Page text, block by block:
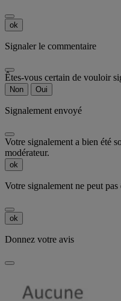
ok
Signaler le commentaire
Êtes-vous certain de vouloir
Non Oui
Signalement envoyé
Votre signalement a bien été
modérateur.
ok
Votre signalement ne peut pas
ok
Donnez votre avis